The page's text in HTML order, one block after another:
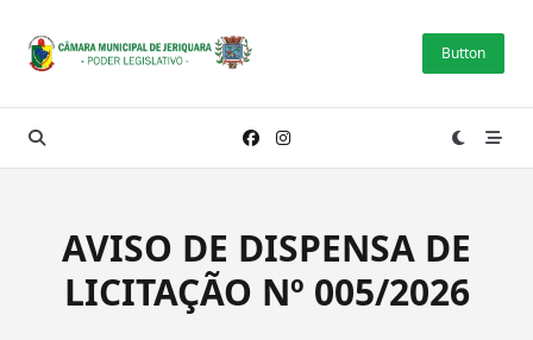
content
Button
AVISO DE DISPENSA DE
LICITAÇÃO Nº 005/2026